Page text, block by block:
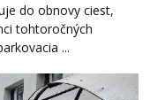
do obnovy ciest,
tohtoročných
...